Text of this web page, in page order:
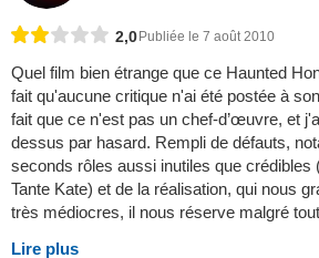
2,0 Publiée le 7 août 2010
Quel film bien étrange que ce Haunted
fait qu'aucune critique n'ai été postée à
fait que ce n'est pas un chef-d’œuvre, et
dessus par hasard. Rempli de défauts,
seconds rôles aussi inutiles que crédibles
Tante Kate) et de la réalisation, qui nous
très médiocres, il nous réserve malgré
Lire plus